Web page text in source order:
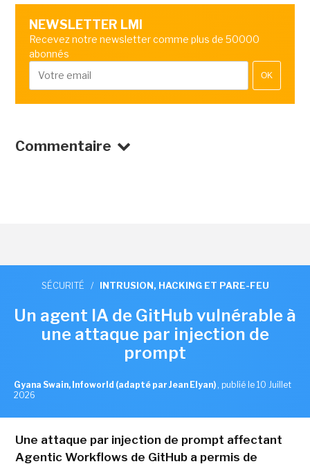
NEWSLETTER LMI
Recevez notre newsletter comme plus de 50000
abonnés
OK
Commentaire
SÉCURITÉ / INTRUSION, HACKING ET PARE-FEU
Un agent IA de GitHub vulnérable à
une attaque par injection de
prompt
Gyana Swain, Infoworld (adapté par Jean Elyan) , publié le 10 Juillet
2026
Une attaque par injection de prompt affectant
Agentic Workflows de GitHub a permis de